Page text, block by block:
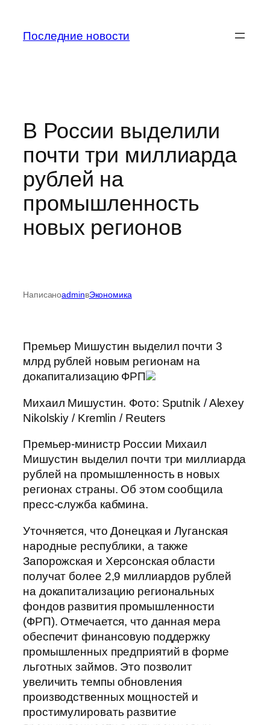
содержимому
Последние новости
В России выделили
почти три миллиарда
рублей на
промышленность
новых регионов
НаписаноadminвЭкономика
Премьер Мишустин выделил почти 3
млрд рублей новым регионам на
докапитализацию ФРП
Михаил Мишустин. Фото: Sputnik / Alexey
Nikolskiy / Kremlin / Reuters
Премьер-министр России Михаил
Мишустин выделил почти три миллиарда
рублей на промышленность в новых
регионах страны. Об этом сообщила
пресс-служба кабмина.
Уточняется, что Донецкая и Луганская
народные республики, а также
Запорожская и Херсонская области
получат более 2,9 миллиардов рублей
на докапитализацию региональных
фондов развития промышленности
(ФРП). Отмечается, что данная мера
обеспечит финансовую поддержку
промышленных предприятий в форме
льготных займов. Это позволит
увеличить темпы обновления
производственных мощностей и
простимулировать развитие